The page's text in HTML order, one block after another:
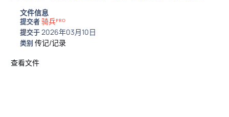
文件信息
提交者骑兵ᴾᴿᴼ
提交于2026年03月10日
类别传记/记录
查看文件